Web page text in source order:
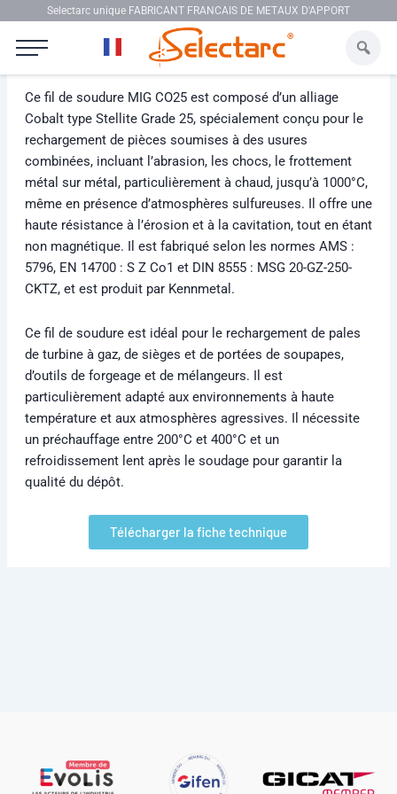
Aller au contenuSelectarc unique FABRICANT FRANCAIS DE METAUX D'APPORT
Ce fil de soudure MIG CO25 est composé d’un alliage
Cobalt type Stellite Grade 25, spécialement conçu pour le
rechargement de pièces soumises à des usures
combinées, incluant l’abrasion, les chocs, le frottement
métal sur métal, particulièrement à chaud, jusqu’à 1000°C,
même en présence d’atmosphères sulfureuses. Il offre une
haute résistance à l’érosion et à la cavitation, tout en étant
non magnétique. Il est fabriqué selon les normes AMS :
5796, EN 14700 : S Z Co1 et DIN 8555 : MSG 20-GZ-250-
CKTZ, et est produit par Kennmetal.
Ce fil de soudure est idéal pour le rechargement de pales
de turbine à gaz, de sièges et de portées de soupapes,
d’outils de forgeage et de mélangeurs. Il est
particulièrement adapté aux environnements à haute
température et aux atmosphères agressives. Il nécessite
un préchauffage entre 200°C et 400°C et un
refroidissement lent après le soudage pour garantir la
qualité du dépôt.
Télécharger la fiche technique